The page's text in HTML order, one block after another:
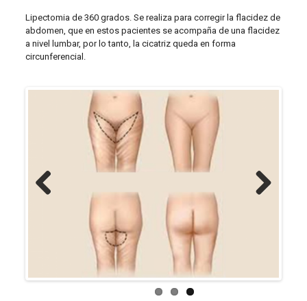
Lipectomia de 360 grados. Se realiza para corregir la flacidez de
abdomen, que en estos pacientes se acompaña de una flacidez
a nivel lumbar, por lo tanto, la cicatriz queda en forma
circunferencial.